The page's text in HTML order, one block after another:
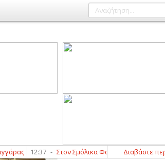
12:37 - Στον Σμόλικα Φαλάνης ο Παναγιώτης
Διαβάστε